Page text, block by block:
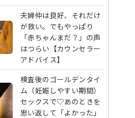
夫婦仲は良好、それだけ
が救い。でもやっぱり
「赤ちゃんまだ？」の声
はつらい【カウンセラー
アドバイス】
検査後のゴールデンタイ
ム（妊娠しやすい期間）
セックスで♡あのときを
思い返して「よかった」